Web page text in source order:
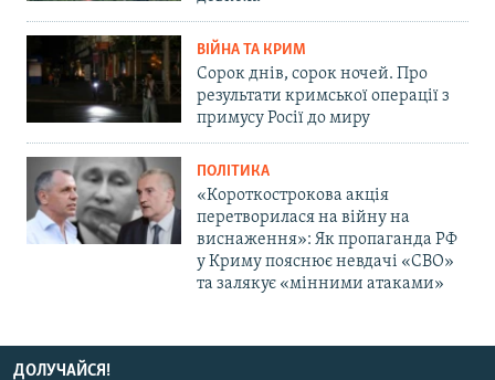
ВІЙНА ТА КРИМ
Сорок днів, сорок ночей. Про
результати кримської операції з
примусу Росії до миру
ПОЛІТИКА
«Короткострокова акція
перетворилася на війну на
виснаження»: Як пропаганда РФ
у Криму пояснює невдачі «СВО»
та залякує «мінними атаками»
ДОЛУЧАЙСЯ!